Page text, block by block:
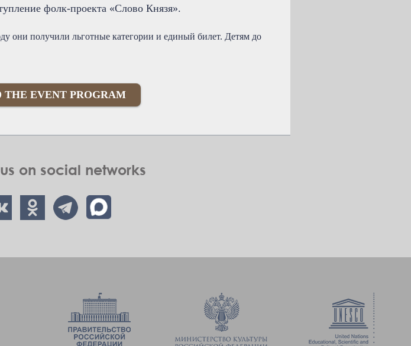
фолк-проекта «Слово Князя».
они получили льготные категории и единый билет. Детям до
THE EVENT PROGRAM
on social networks